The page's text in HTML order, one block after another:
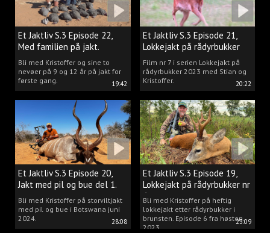
19:42
Et Jaktliv S.3 Episode 22,
Med familien på jakt.
Bli med Kristoffer og sine to
nevøer på 9 og 12 år på jakt for
første gang.
20:22
Et Jaktliv S.3 Episode 21,
Lokkejakt på rådyrbukker
med Stian og Kristoffer
Film nr 7 i serien Lokkejakt på
rådyrbukker 2023 med Stian og
Kristoffer.
28:08
Et Jaktliv S.3 Episode 20,
Jakt med pil og bue del 1.
Bli med Kristoffer på storviltjakt
med pil og bue i Botswana juni
2024.
23:09
Et Jaktliv S.3 Episode 19,
Lokkejakt på rådyrbukker nr
6
Bli med Kristoffer på heftig
lokkejakt etter rådyrbukker i
brunsten. Episode 6 fra høsten
2023.